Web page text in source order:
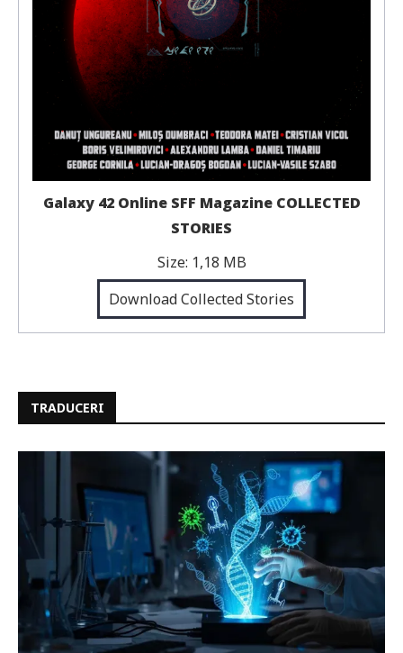
Galaxy 42 Online SFF Magazine COLLECTED
STORIES
Size: 1,18 MB
Download Collected Stories
TRADUCERI